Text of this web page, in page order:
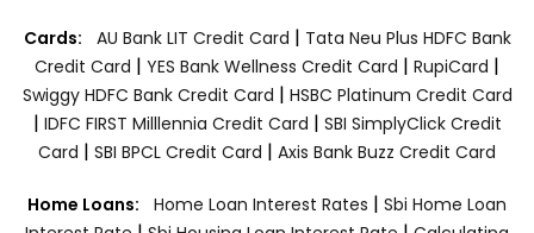
Cards: AU Bank LIT Credit Card | Tata Neu Plus HDFC Bank
Credit Card | YES Bank Wellness Credit Card | RupiCard |
Swiggy HDFC Bank Credit Card | HSBC Platinum Credit Card
| IDFC FIRST Milllennia Credit Card | SBI SimplyClick Credit
Card | SBI BPCL Credit Card | Axis Bank Buzz Credit Card
Home Loans: Home Loan Interest Rates | Sbi Home Loan